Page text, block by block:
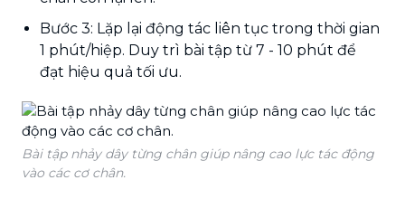
Bước 3: Lặp lại động tác liên tục trong thời gian
1 phút/hiệp. Duy trì bài tập từ 7 - 10 phút để
đạt hiệu quả tối ưu.
Bài tập nhảy dây từng chân giúp nâng cao lực tác động
vào các cơ chân.